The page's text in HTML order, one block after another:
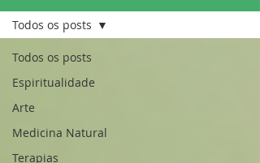
Todos os posts
Espiritualidade
Arte
Medicina Natural
Terapias
Todos os posts